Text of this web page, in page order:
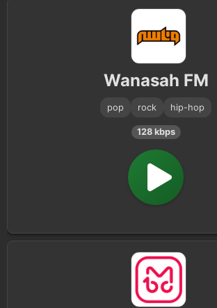
Wanasah FM
pop rock hip-hop
128 kbps